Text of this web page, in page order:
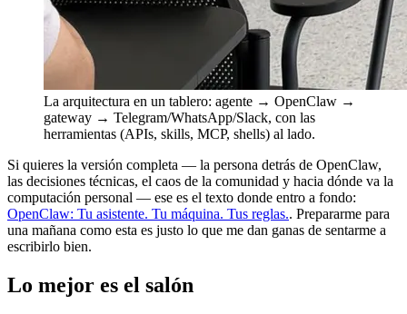
La arquitectura en un tablero: agente → OpenClaw →
gateway → Telegram/WhatsApp/Slack, con las
herramientas (APIs, skills, MCP, shells) al lado.
Si quieres la versión completa — la persona detrás de OpenClaw,
las decisiones técnicas, el caos de la comunidad y hacia dónde va la
computación personal — ese es el texto donde entro a fondo:
OpenClaw: Tu asistente. Tu máquina. Tus reglas.. Prepararme para
una mañana como esta es justo lo que me dan ganas de sentarme a
escribirlo bien.
Lo mejor es el salón